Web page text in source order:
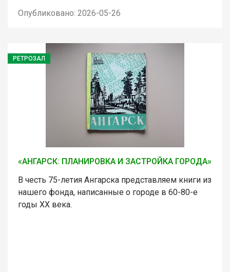
Опубликовано: 2026-05-26
РЕТРОЗАЛ
«АНГАРСК: ПЛАНИРОВКА И ЗАСТРОЙКА ГОРОДА»
В честь 75-летия Ангарска представляем книги из
нашего фонда, написанные о городе в 60-80-е
годы ХХ века.